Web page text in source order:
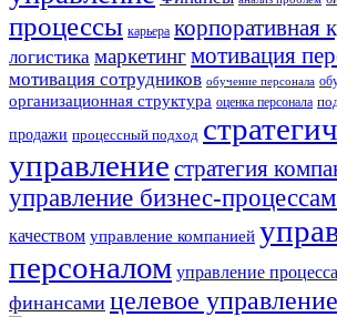
процессы карьера корпоративная
логистика маркетингмотивация
мотивация сотрудников обучение персонала
организационная структура оценка персонала
продажи процессный подход
управление стратегия
управление бизнес-
качеством управление компанией
персоналом управление
финансами целевое управление